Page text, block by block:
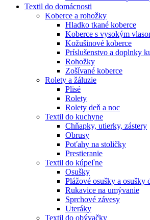
Textil do domácnosti
Koberce a rohožky
Hladko tkané koberce
Koberce s vysokým
Kožušinové koberce
Príslušenstvo a doplnky
Rohožky
Zošívané koberce
Rolety a žáluzie
Plisé
Rolety
Rolety deň a noc
Textil do kuchyne
Chňapky, utierky, zástery
Obrusy
Poťahy na stoličky
Prestieranie
Textil do kúpeľne
Osušky
Plážové osušky a osušky
Rukavice na umývanie
Sprchové závesy
Uteráky
Textil do obývačky